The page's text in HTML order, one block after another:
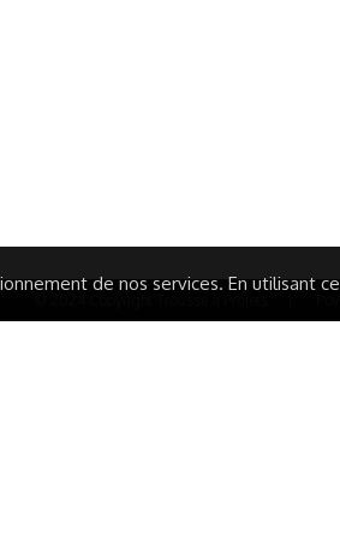
de nos services. En utilisant